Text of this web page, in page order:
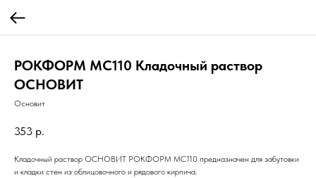
РОКФОРМ MC110 Кладочный раствор
ОСНОВИТ
Основит
353 р.
Кладочный раствор ОСНОВИТ РОКФОРМ МС110 предназначен для забутовки
и кладки стен из облицовочного и рядового кирпича.